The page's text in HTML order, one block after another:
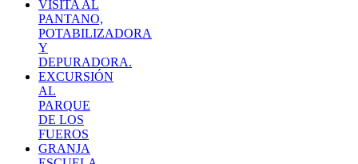
VISITA AL
PANTANO,
POTABILIZADORA
Y
DEPURADORA.
EXCURSIÓN
AL
PARQUE
DE LOS
FUEROS
GRANJA